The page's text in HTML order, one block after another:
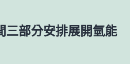
三部分安排展開氫能